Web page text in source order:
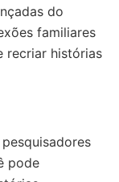
do
familiares
recriar histórias
pode